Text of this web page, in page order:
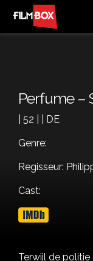
Perfume –
| 52 | | DE
Genre:
Regisseur:
Cast:
Terwijl de